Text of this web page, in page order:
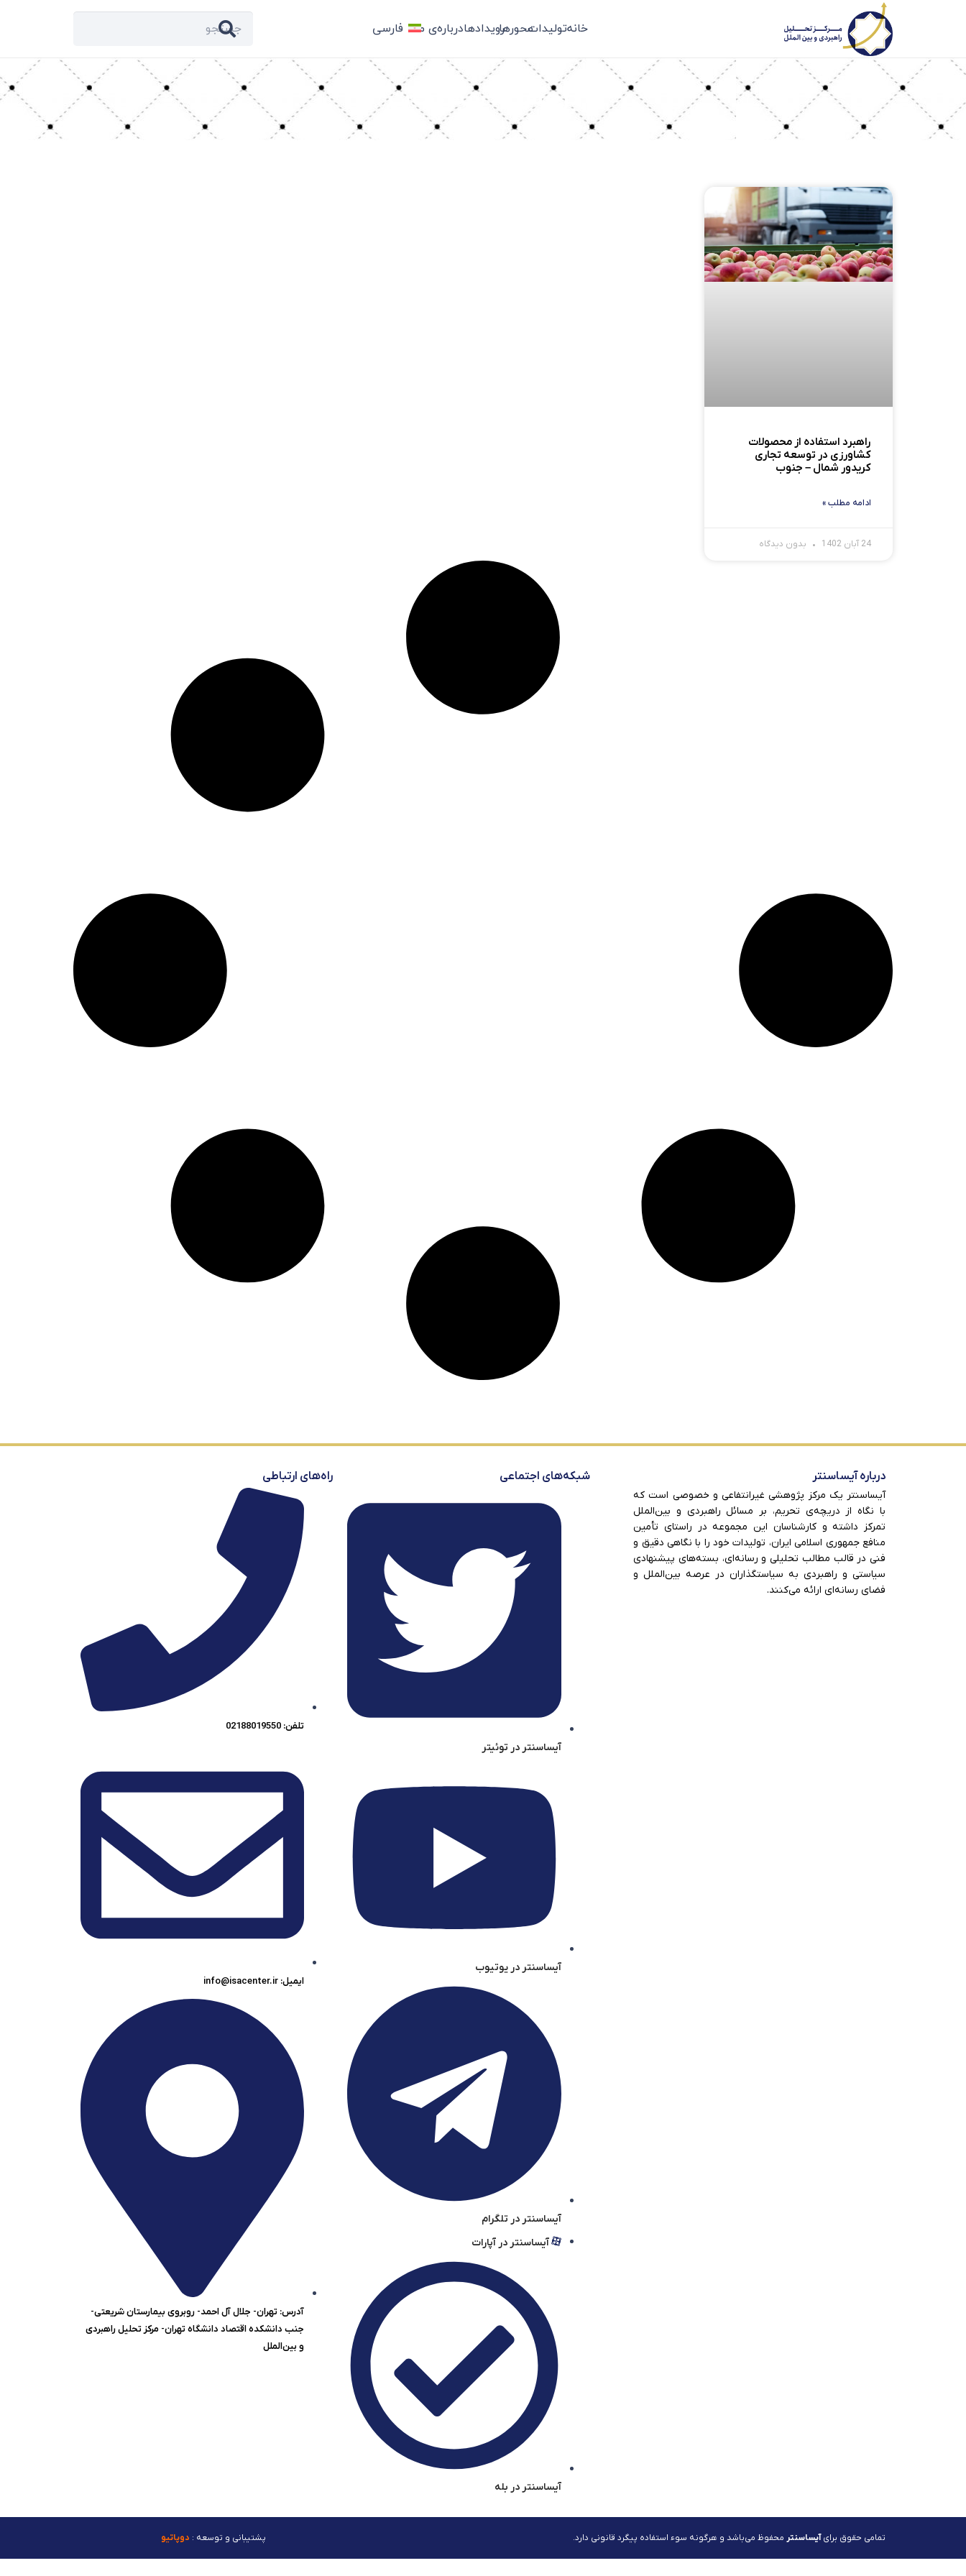
خانهتولیداتمحورهارویدادهادرباره‌ی ما فارسی
برچسب: سبزیجات
راهبرد استفاده از محصولات
کشاورزی در توسعه تجاری
کریدور شمال – جنوب
ادامه مطلب »
24 آبان 1402 بدون دیدگاه
درباره آیساسنتر
آیساسنتر یک مرکز پژوهشی غیرانتفاعی و خصوصی است که
با نگاه از دریچه‌ی تحریم، بر مسائل راهبردی و بین‌الملل
تمرکز داشته و کارشناسان این مجموعه در راستای تأمین
منافع جمهوری اسلامی ایران، تولیدات خود را با نگاهی دقیق و
فنی در قالب مطالب تحلیلی و رسانه‌ای، بسته‌های پیشنهادی
سیاستی و راهبردی به سیاستگذاران در عرصه بین‌الملل و
فضای رسانه‌ای ارائه می‌کنند.
شبکه‌های اجتماعی
آیساسنتر در توئیتر
آیساسنتر در یوتیوب
آیساسنتر در تلگرام
آیساسنتر در آپارات
آیساسنتر در بله
راه‌های ارتباطی
تلفن: 02188019550
ایمیل: info@isacenter.ir
آدرس: تهران- جلال آل احمد- روبروی بیمارستان شریعتی-
جنب دانشکده اقتصاد دانشگاه تهران- مرکز تحلیل راهبردی
و بین‌الملل
تمامی حقوق برایآیساسنتر محفوظ می‌باشد و هرگونه سوء استفاده پیگرد قانونی دارد. پشتیبانی و توسعه : دوپاتیو